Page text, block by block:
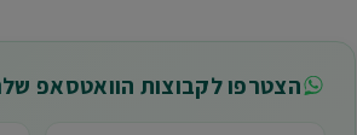
הצטרפו לקבוצות הוואטסאפ